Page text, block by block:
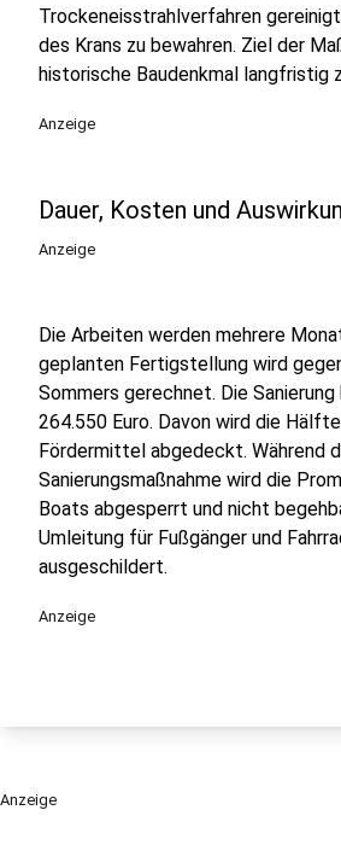
Trockeneisstrahlverfahren
des Krans zu bewahren. Ziel der
historische Baudenkmal langfristig
Anzeige
Dauer, Kosten und
Anzeige
Die Arbeiten werden mehrere
geplanten Fertigstellung wird
Sommers gerechnet. Die
264.550 Euro. Davon wird die
Fördermittel abgedeckt. Während
Sanierungsmaßnahme wird die
Boats abgesperrt und nicht
Umleitung für Fußgänger und
ausgeschildert.
Anzeige
Anzeige